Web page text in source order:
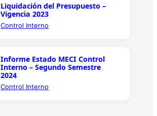
Liquidación del Presupuesto –
Vigencia 2023
Control Interno
Informe Estado MECI Control
Interno – Segundo Semestre
2024
Control Interno